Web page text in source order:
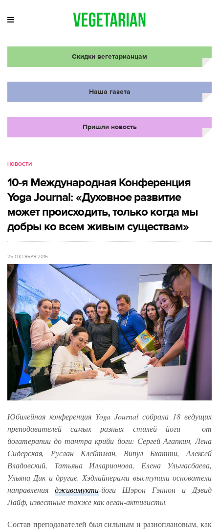
Скидки вегетарианцам
Наша газета
Пришли новость
НОВОСТИ
10-я Международная Конференция
Yoga Journal: «Духовное развитие
может происходить, только когда мы
добры ко всем живым существам»
25 ОКТЯБРЯ 2016
Юбилейная конференция Yoga Journal собрала 18 ведущих
преподавателей самых разных стилей йоги – от
йогатерапии до тантра крийи йоги: Сергей Агапкин, Лена
Сидерская, Руслан Клейтман, Випул Бхатти, Алексей
Владовский, Татьяна Илларионова, Елена Ульмасбаева,
Ульяна Дик и другие. Хэдлайнерами выступили основатели
направления дживамукти-йоги Шэрон Гэннон и Дэвид
Лайф, известные также как веган-активисты.
Состав преподавателей был сильным и разноплановым, как